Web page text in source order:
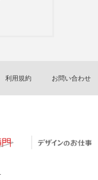
利用規約 お問い合わせ